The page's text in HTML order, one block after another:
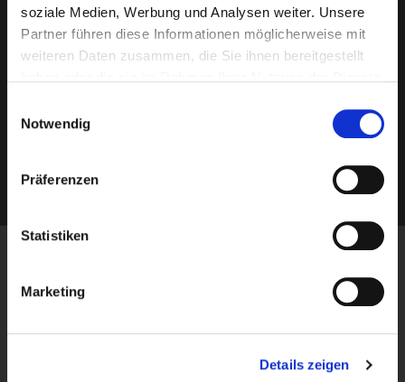
soziale Medien, Werbung und Analysen weiter. Unsere
Partner führen diese Informationen möglicherweise mit
weiteren Daten zusammen, die Sie ihnen bereitgestellt
Notwendig
Präferenzen
Statistiken
Marketing
Details zeigen
Newsletter abonnieren?